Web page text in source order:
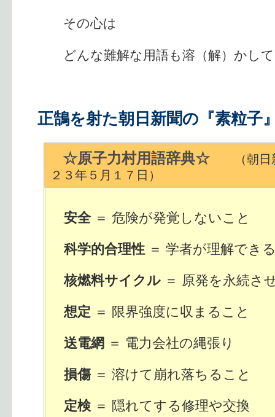
その心は
どんな難解な用語も溶（解）かして
正鵠を射た朝日新聞の『素粒子
☆原子力村用語辞典☆（朝日新
２３年５月１７日）
安全＝ 危険が発覚しないこと
科学的合理性＝ 学者が理解で
核燃料サイクル＝ 原発を永続
想定 ＝ 限界強度に収まること
送電網＝ 電力会社の縄張り
損傷＝ 溶けて崩れ落ちること
定検＝ 隠れてする修理や交換